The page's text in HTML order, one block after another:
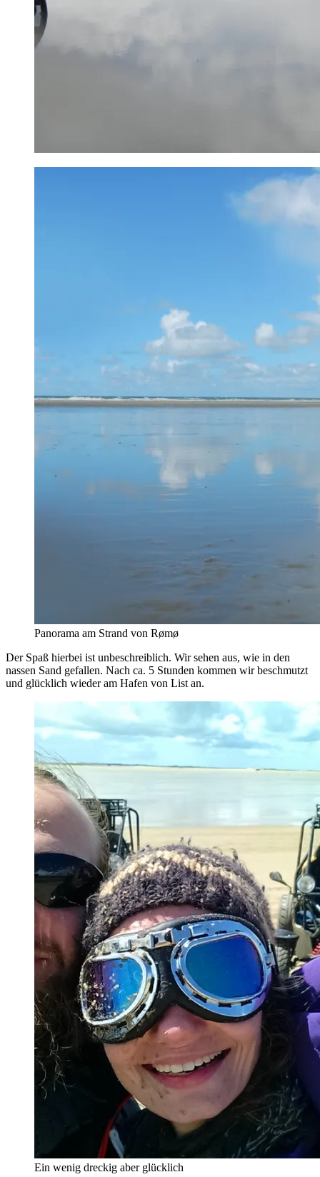
Panorama am Strand von Rømø
Der Spaß hierbei ist unbeschreiblich. Wir sehen aus, wie in den
nassen Sand gefallen. Nach ca. 5 Stunden kommen wir beschmutzt
und glücklich wieder am Hafen von List an.
Ein wenig dreckig aber glücklich